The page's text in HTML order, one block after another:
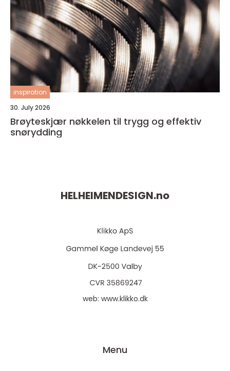
inspiration
30. July 2026
Brøyteskjær nøkkelen til trygg og effektiv
snørydding
HELHEIMENDESIGN.no
web: www.klikko.dk
Menu